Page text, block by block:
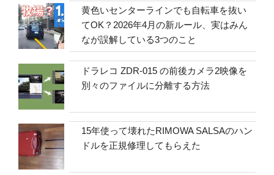
黄色いセンターラインでも自転車を抜い
てOK？2026年4月の新ルール、実はみん
なが誤解している3つのこと
ドラレコ ZDR-015 の前後カメラ2映像を
別々のファイルに分離する方法
15年使って壊れたRIMOWA SALSAのハン
ドルを正規修理してもらえた